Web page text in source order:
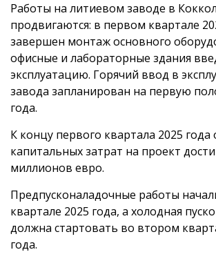
Работы на литиевом заводе в
продвигаются: в первом квартале
завершен монтаж основного
офисные и лабораторные здания
эксплуатацию. Горячий ввод в
завода запланирован на первую
года.
К концу первого квартала 2025
капитальных затрат на проект
миллионов евро.
Предпусконаладочные работы
квартале 2025 года, а холодная
должна стартовать во втором
года.